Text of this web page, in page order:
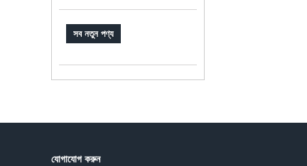
সব নতুন পণ্য
যোগাযোগ করুন